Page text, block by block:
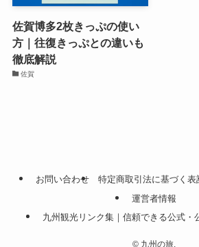
佐賀博多2枚きっぷの使い
方｜往復きっぷとの違いも
徹底解説
佐賀
お問い合わせ 特定商取引法に基づく表
運営者情報
九州観光リンク集｜信頼できる公式・
©九州の旅.